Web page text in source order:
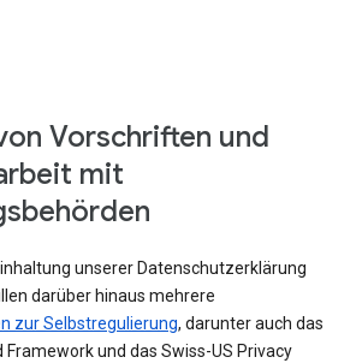
Vorschriften und
mit
unserer Datenschutzerklärung
darüber hinaus mehrere
zur Selbstregulierung, darunter auch das
Framework und das Swiss-US Privacy